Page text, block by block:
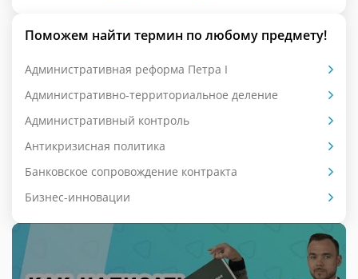
Поможем найти термин по любому предмету!
Административная реформа Петра I
Административно-территориальное деление
Административный контроль
Антикризисная политика
Банковское сопровождение контракта
Бизнес-инновации